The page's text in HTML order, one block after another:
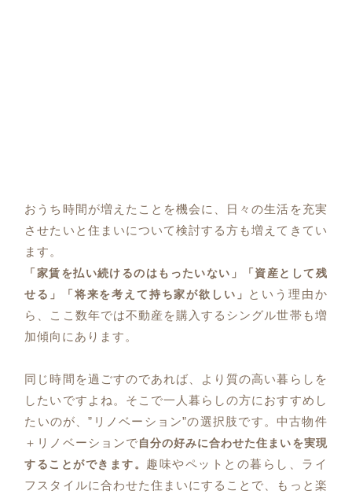
おうち時間が増えたことを機会に、日々の生活を充実
させたいと住まいについて検討する方も増えてきてい
ます。
「家賃を払い続けるのはもったいない」「資産として残
せる」「将来を考えて持ち家が欲しい」
という理由か
ら、ここ数年では不動産を購入するシングル世帯も増
加傾向にあります。
同じ時間を過ごすのであれば、より質の高い暮らしを
したいですよね。そこで一人暮らしの方におすすめし
たいのが、”リノベーション”の選択肢です。中古物件
＋リノベーションで 自分の好みに合わせた住まいを実現
することができます。 趣味やペットとの暮らし、ライ
フスタイルに合わせた住まいにすることで、もっと楽